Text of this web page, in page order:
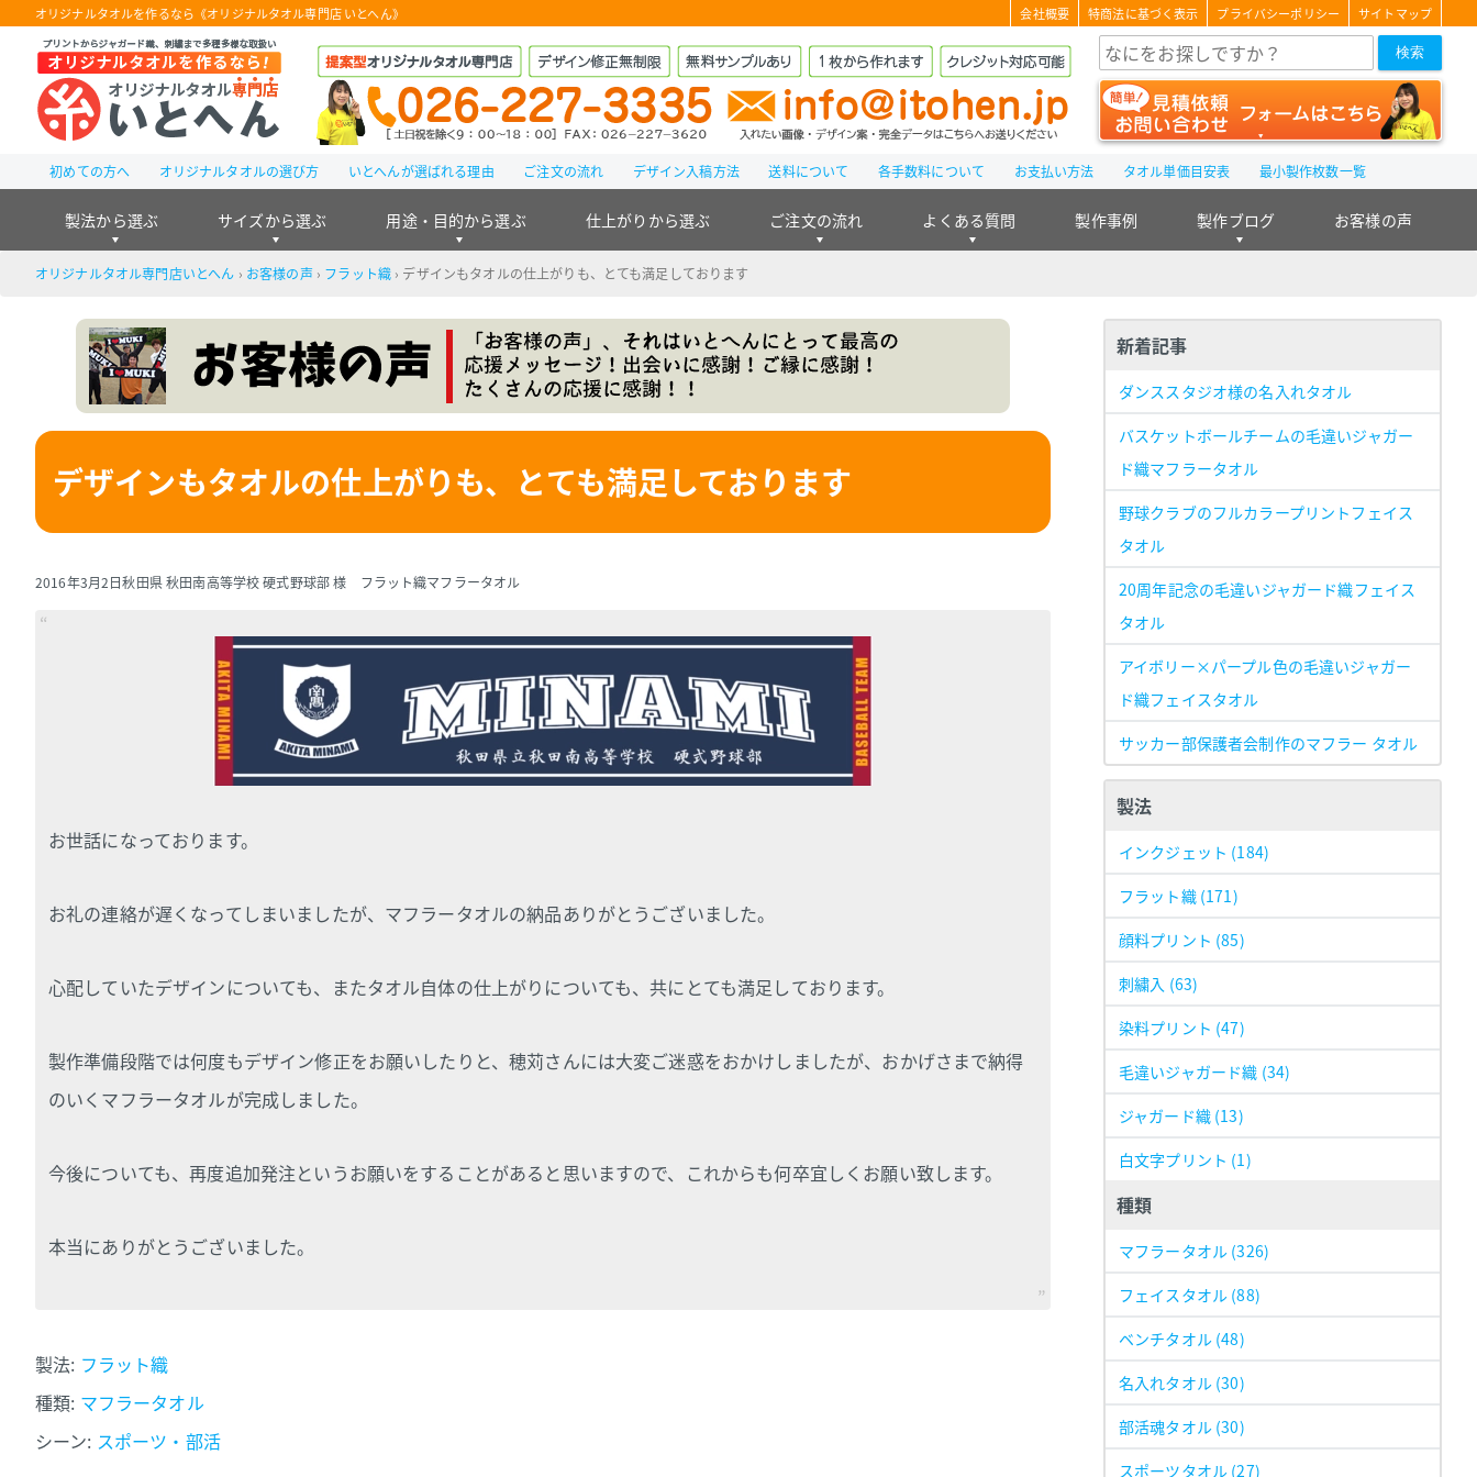
オリジナルタオルを作るなら《オリジナルタオル専門店 いとへん》 会社概要 特商法に基づく表示 プライバシーポリシー サイトマップ
検索
初めての方へ オリジナルタオルの選び方 いとへんが選ばれる理由 ご注文の流れ デザイン入稿方法 送料について 各手数料について お支払い方法 タオル単価目安表 最小製作枚数一覧
製法から選ぶ サイズから選ぶ 用途・目的から選ぶ 仕上がりから選ぶ ご注文の流れ よくある質問 製作事例 製作ブログ お客様の声
オリジナルタオル専門店いとへん › お客様の声 › フラット織 › デザインもタオルの仕上がりも、とても満足しております
デザインもタオルの仕上がりも、とても満足しております
2016年3月2日秋田県 秋田南高等学校 硬式野球部 様 フラット織マフラータオル
お世話になっております。
お礼の連絡が遅くなってしまいましたが、マフラータオルの納品ありがとうございました。
心配していたデザインについても、またタオル自体の仕上がりについても、共にとても満足しております。
製作準備段階では何度もデザイン修正をお願いしたりと、穂苅さんには大変ご迷惑をおかけしましたが、おかげさまで納得
のいくマフラータオルが完成しました。
今後についても、再度追加発注というお願いをすることがあると思いますので、これからも何卒宜しくお願い致します。
本当にありがとうございました。
製法: フラット織
種類: マフラータオル
シーン: スポーツ・部活
新着記事
ダンススタジオ様の名入れタオル
バスケットボールチームの毛違いジャガー
ド織マフラータオル
野球クラブのフルカラープリントフェイス
タオル
20周年記念の毛違いジャガード織フェイス
タオル
アイボリー×パープル色の毛違いジャガー
ド織フェイスタオル
サッカー部保護者会制作のマフラー タオル
製法
インクジェット (184)
フラット織 (171)
顔料プリント (85)
刺繍入 (63)
染料プリント (47)
毛違いジャガード織 (34)
ジャガード織 (13)
白文字プリント (1)
種類
マフラータオル (326)
フェイスタオル (88)
ベンチタオル (48)
名入れタオル (30)
部活魂タオル (30)
スポーツタオル (27)